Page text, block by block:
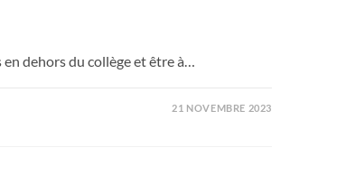
en dehors du collège et être à…
21 NOVEMBRE 2023